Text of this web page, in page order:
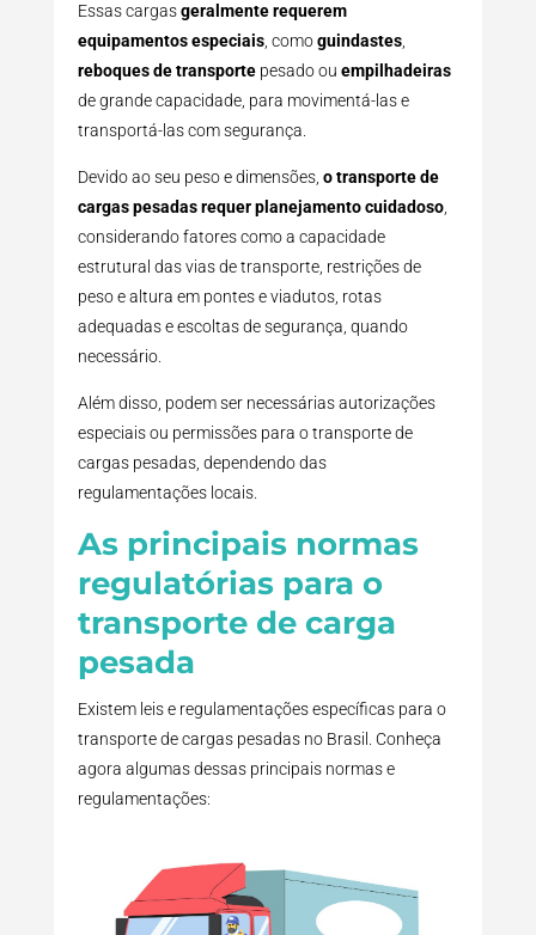
Essas cargasgeralmente requerem
equipamentos especiais, comoguindastes,
reboques de transportepesado ou empilhadeiras
de grande capacidade, para movimentá-las e
transportá-las com segurança.
Devido ao seu peso e dimensões, o transporte de
cargas pesadas requer planejamento cuidadoso,
considerando fatores como a capacidade
estrutural das vias de transporte, restrições de
peso e altura em pontes e viadutos, rotas
adequadas e escoltas de segurança, quando
necessário.
Além disso, podem ser necessárias autorizações
especiais ou permissões para o transporte de
cargas pesadas, dependendo das
regulamentações locais.
As principais normas
regulatórias para o
transporte de carga
pesada
Existem leis e regulamentações específicas para o
transporte de cargas pesadas no Brasil. Conheça
agora algumas dessas principais normas e
regulamentações: